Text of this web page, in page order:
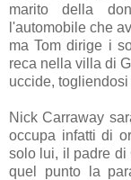
marito della
l'automobile che
ma Tom dirige i
reca nella villa di
uccide,
Nick Carraway
occupa infatti di
solo lui, il padre di
quel punto la